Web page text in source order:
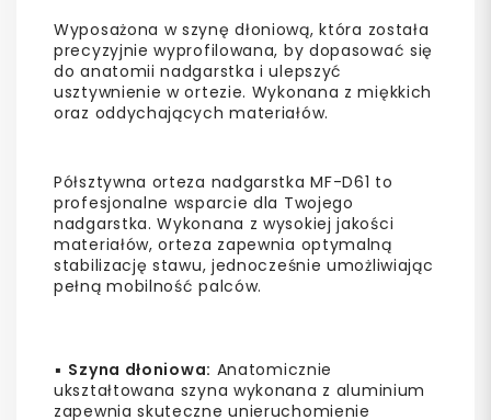
Wyposażona w szynę dłoniową, która została
precyzyjnie wyprofilowana, by dopasować się
do anatomii nadgarstka i ulepszyć
usztywnienie w ortezie. Wykonana z miękkich
oraz oddychających materiałów.
Półsztywna orteza nadgarstka MF-D61 to
profesjonalne wsparcie dla Twojego
nadgarstka. Wykonana z wysokiej jakości
materiałów, orteza zapewnia optymalną
stabilizację stawu, jednocześnie umożliwiając
pełną mobilność palców.
▪️ Szyna dłoniowa: Anatomicznie
ukształtowana szyna wykonana z aluminium
zapewnia skuteczne unieruchomienie